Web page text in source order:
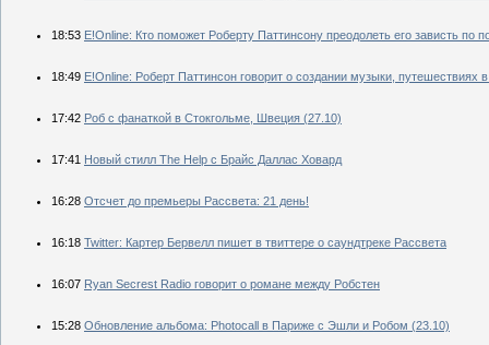
18:53 E!Online: Кто поможет Роберту Паттинсону преодолеть его зависть по
18:49 E!Online: Роберт Паттинсон говорит о создании музыки, путешествиях
17:42 Роб с фанаткой в Стокгольме, Швеция (27.10)
17:41 Новый стилл The Help с Брайс Даллас Ховард
16:28 Отсчет до премьеры Рассвета: 21 день!
16:18 Twitter: Картер Бервелл пишет в твиттере о саундтреке Рассвета
16:07 Ryan Secrest Radio говорит о романе между Робстен
15:28 Обновление альбома: Photocall в Париже с Эшли и Робом (23.10)